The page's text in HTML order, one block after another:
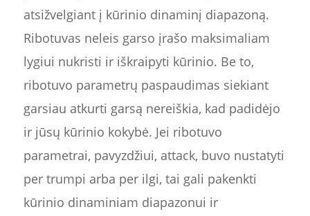
atsižvelgiant į kūrinio dinaminį diapazoną.
Ribotuvas neleis garso įrašo maksimaliam
lygiui nukristi ir iškraipyti kūrinio. Be to,
ribotuvo parametrų paspaudimas siekiant
garsiau atkurti garsą nereiškia, kad padidėjo
ir jūsų kūrinio kokybė. Jei ribotuvo
parametrai, pavyzdžiui, attack, buvo nustatyti
per trumpi arba per ilgi, tai gali pakenkti
kūrinio dinaminiam diapazonui ir